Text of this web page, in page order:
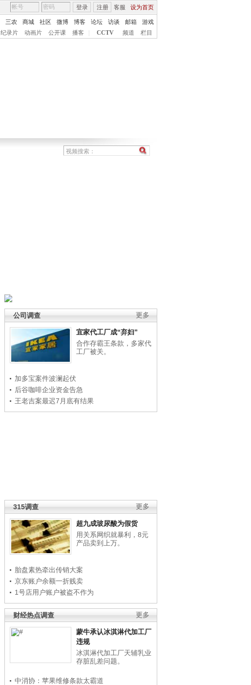
客服 设为首页
登录 注册
三农 商城 社区 微博 博客 论坛 访谈 邮箱
游戏
纪录片 动画片 公开课 播客 CCTV 频道 栏目
更多
公司调查
宜家代工厂成“弃妇”
合作存霸王条款，多家代
工厂被关。
加多宝案件波澜起伏
后谷咖啡企业资金告急
王老吉案最迟7月底有结果
更多
315调查
超九成玻尿酸为假货
用关系网织就暴利，8元
产品卖到上万。
胎盘素热牵出传销大案
京东账户余额一折贱卖
1号店用户账户被盗不作为
更多
财经热点调查
蒙牛承认冰淇淋代加工厂
违规
冰淇淋代加工厂天辅乳业
存脏乱差问题。
中消协：苹果维修条款太霸道